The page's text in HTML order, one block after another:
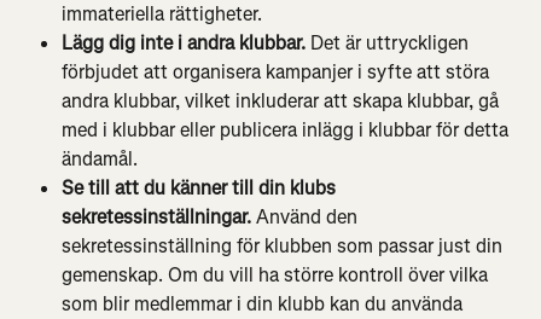
immateriella rättigheter.
Lägg dig inte i andra klubbar. Det är uttryckligen
förbjudet att organisera kampanjer i syfte att störa
andra klubbar, vilket inkluderar att skapa klubbar, gå
med i klubbar eller publicera inlägg i klubbar för detta
ändamål.
Se till att du känner till din klubs
sekretessinställningar. Använd den
sekretessinställning för klubben som passar just din
gemenskap. Om du vill ha större kontroll över vilka
som blir medlemmar i din klubb kan du använda